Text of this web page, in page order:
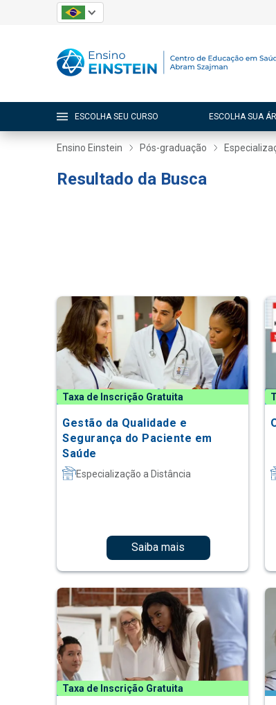
ESCOLHA SEU CURSO ESCOLHA SUA
Ensino Einstein Pós-graduação
Resultado da Busca
Taxa de Inscrição Gratuita
Gestão da Qualidade e
Segurança do Paciente em
Saúde
Especialização a Distância
Saiba mais
Taxa de Inscrição Gratuita